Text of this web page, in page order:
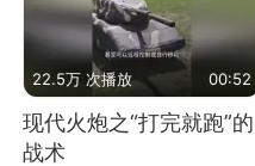
22.5万 次播放 00:52
现代火炮之“打完就跑”的
战术